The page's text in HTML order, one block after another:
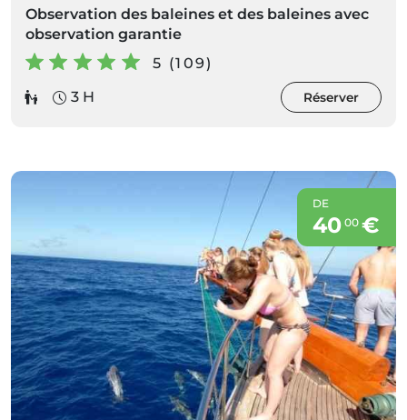
Observation des baleines et des baleines avec
observation garantie
5 (109)
3 H
Réserver
DE
40 00€